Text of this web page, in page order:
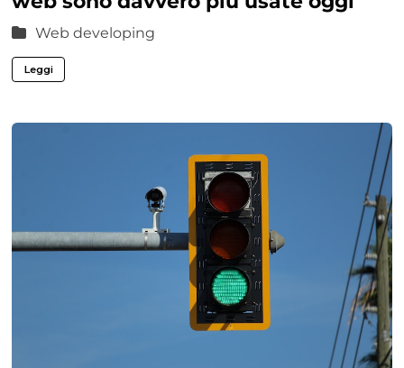
Web developing
Leggi